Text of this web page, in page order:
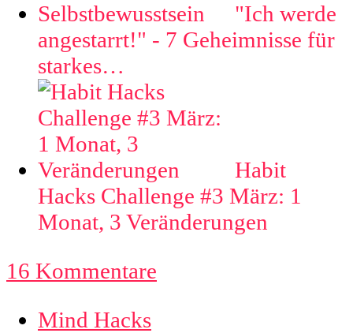
"Ich werde
angestarrt!" - 7 Geheimnisse für
starkes…
Habit
Hacks Challenge #3 März: 1
Monat, 3 Veränderungen
16 Kommentare
Mind Hacks